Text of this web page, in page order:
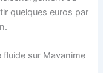
quelques euros par
sur Mavanime